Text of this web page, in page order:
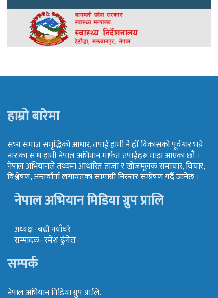
हाम्रो बारेमा
सभ्य समाज समृद्धिको आधार, तपाई हामी नै हौं विकासको पूर्वधार भन्ने
नाराका साथ हामी नेपाल अभियान मार्फत तपाईहरू माझ आएका छौं ।
नेपाल अभियानले तथ्यमा आधारित ताजा र खोजमूलक समाचार, विचार,
विश्लेषण, अन्तर्वार्ता लगायतका सामाग्री निरन्तर सम्प्रेषण गर्दै जानेछ ।
नेपाल अभियान मिडिया ग्रुप प्रालि
अध्यक्ष- बद्री नयाँघरे
सम्पादक- रमेश ढुंगेल
सम्पर्क
नेपाल अभियान मिडिया ग्रुप प्रा.लि.